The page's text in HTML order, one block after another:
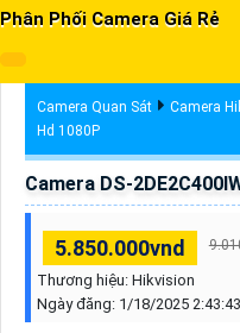
Phân Phối Camera Giá Rẻ
Camera Quan Sát Camera
Hd 1080P
Camera DS-
5.850.000vnd
Thương hiệu: Hikvision
Ngày đăng: 1/18/2025